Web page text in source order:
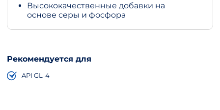
Высококачественные добавки на
основе серы и фосфора
Рекомендуется для
API GL-4